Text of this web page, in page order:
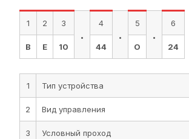
1 2 3 . 4 . 5 . 6
В Е 10 44 О 24
1 Тип устройства
2 Вид управления
3 Условный проход